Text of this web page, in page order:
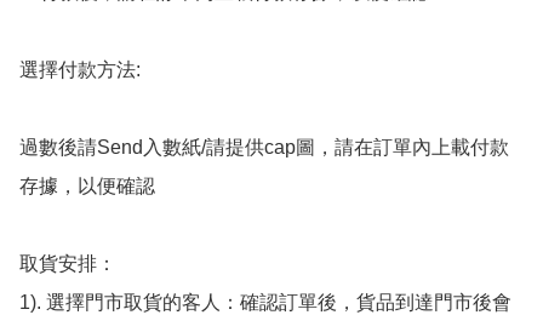
選擇付款方法:
過數後請Send入數紙/請提供cap圖，請在訂單內上載付款
存據，以便確認
取貨安排：
1). 選擇門市取貨的客人：確認訂單後，貨品到達門市後會